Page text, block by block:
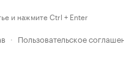
и нажмите Ctrl + Enter
· Пользовательское